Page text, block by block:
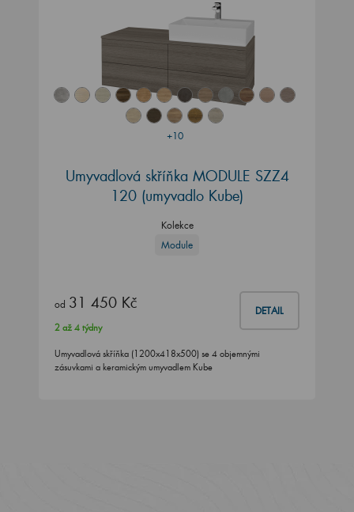
+10
Umyvadlová skříňka MODULE SZZ4
120 (umyvadlo Kube)
Kolekce
Module
od 31 450 Kč DETAIL
2 až 4 týdny
Umyvadlová skříňka (1200x418x500) se 4 objemnými
zásuvkami a keramickým umyvadlem Kube